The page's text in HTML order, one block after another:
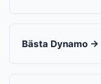
Bästa Dynamo